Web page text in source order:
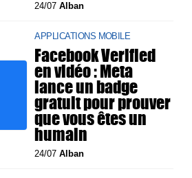
24/07Alban
APPLICATIONS MOBILE
Facebook Verified
en vidéo : Meta
lance un badge
gratuit pour prouver
que vous êtes un
humain
24/07Alban